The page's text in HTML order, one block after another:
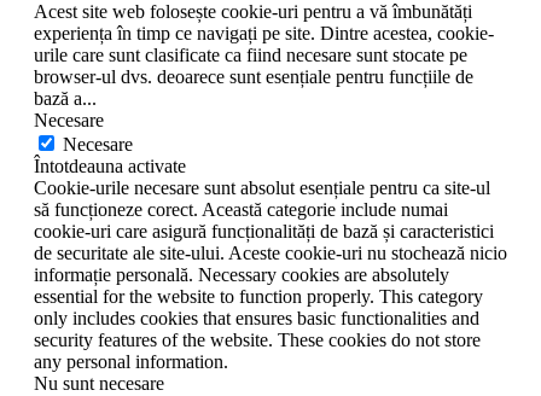
Acest site web folosește cookie-uri pentru a vă îmbunătăți
experiența în timp ce navigați pe site. Dintre acestea, cookie-
urile care sunt clasificate ca fiind necesare sunt stocate pe
browser-ul dvs. deoarece sunt esențiale pentru funcțiile de
bază a...
Necesare
Necesare
Întotdeauna activate
Cookie-urile necesare sunt absolut esențiale pentru ca site-ul
să funcționeze corect. Această categorie include numai
cookie-uri care asigură funcționalități de bază și caracteristici
de securitate ale site-ului. Aceste cookie-uri nu stochează nicio
informație personală. Necessary cookies are absolutely
essential for the website to function properly. This category
only includes cookies that ensures basic functionalities and
security features of the website. These cookies do not store
any personal information.
Nu sunt necesare